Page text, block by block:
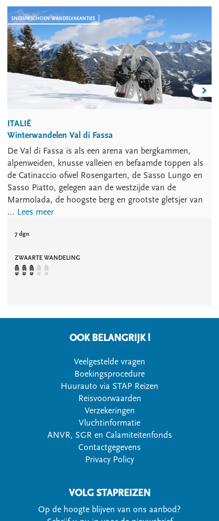
SNEEUWSCHOEN WANDELVAKANTIES
ITALIË
Winterwandelen Val di Fassa
De Val di Fassa is als een arena van bergkammen,
alpenweiden, knusse valleien en befaamde toppen als
de Catinaccio ofwel Rosengarten, de Sasso Lungo en
Sasso Piatto, gelegen aan de westzijde van de
Marmolada, de hoogste berg en grootste gletsjer van
... Lees meer
7 dgn
ZWAARTE WANDELING
OOK BELANGRIJK !
Veelgestelde vragen
Boekingsprocedure
Huurauto via STAP Reizen
Reisvoorwaarden
Verzekeringen
Vluchtinformatie
ANVR, SGR en Calamiteitenfonds
Contactgegevens
Privacy Policy
VOLG STAPREIZEN
Op de hoogte blijven van ons aanbod?